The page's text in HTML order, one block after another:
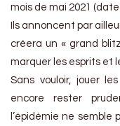
mois de mai 2021
Ils annoncent par
créera un « grand
marquer les esprits et
Sans vouloir, jouer
encore rester
l’épidémie ne semble